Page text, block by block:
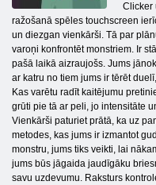
Clicker
ražošanā spēles touchscreen
un diezgan vienkārši. Tā par
varoņi konfrontēt monstriem. Ir
pašā laikā aizraujošs. Jums
ar katru no tiem jums ir tērēt
Kas varētu radīt kaitējumu
grūti pie tā ar peli, jo intensitāte
Vienkārši paturiet prātā, ka uz
metodes, kas jums ir izmantot
monstru, jums tiks veikti, lai
jums būs jāgaida jaudīgāku
savu uzdevumu. Raksturs